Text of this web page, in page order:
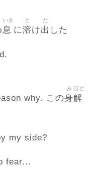
息
いき
に溶
と
け出
だ
した
why. この身
み
解
ほど
my side?
fear...